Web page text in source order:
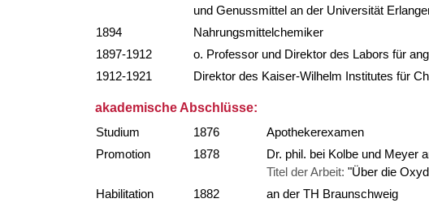
und Genussmittel an der Universität
1894
Nahrungsmittelchemiker
1897-1912
o. Professor und Direktor des Labors für
1912-1921
Direktor des Kaiser-Wilhelm Institutes für
akademische Abschlüsse:
Studium
1876
Apothekerexamen
Promotion
1878
Dr. phil. bei Kolbe und Meyer
Titel der Arbeit: "Über die
Habilitation
1882
an der TH Braunschweig